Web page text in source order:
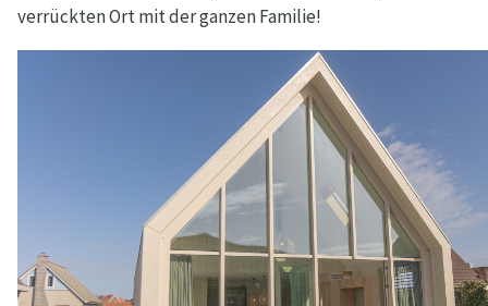
verrückten Ort mit der ganzen Familie!